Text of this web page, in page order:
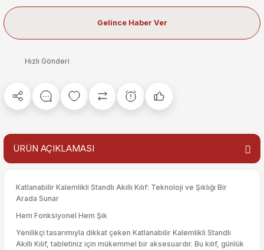
Gelince Haber Ver
Hızlı Gönderi
ÜRÜN AÇIKLAMASI
Katlanabilir Kalemlikli Standlı Akıllı Kılıf: Teknoloji ve Şıklığı Bir
Arada Sunar
Hem Fonksiyonel Hem Şık
Yenilikçi tasarımıyla dikkat çeken Katlanabilir Kalemlikli Standlı
Akıllı Kılıf, tabletiniz için mükemmel bir aksesuardır. Bu kılıf, günlük